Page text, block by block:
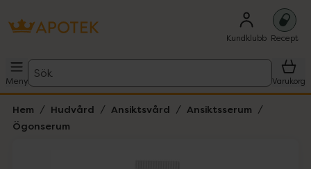
Kundklubb Recept
Meny
Sök
Varukorg
Hem Hudvård Ansiktsvård
Ansiktsserum
Ögonserum